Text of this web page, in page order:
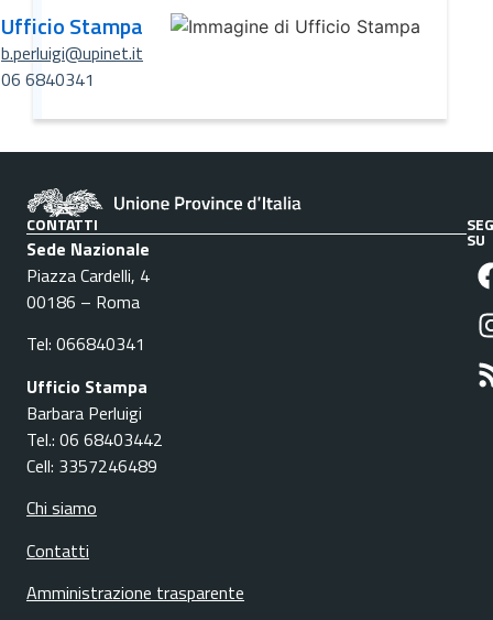
Ufficio Stampa
b.perluigi@upinet.it
06 6840341
CONTATTI
Sede Nazionale
Piazza Cardelli, 4
00186 – Roma
Tel: 066840341
Ufficio Stampa
Barbara Perluigi
Tel.: 06 68403442
Cell: 3357246489
Chi siamo
Contatti
Amministrazione trasparente
SU